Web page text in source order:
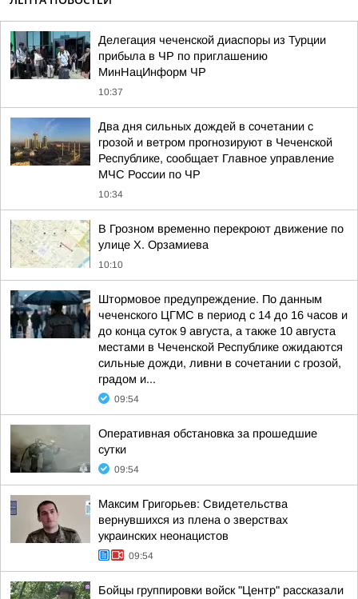
Делегация чеченской диаспоры из Турции
прибыла в ЧР по приглашению
МинНацИнформ ЧР
10:37
Два дня сильных дождей в сочетании с
грозой и ветром прогнозируют в Чеченской
Республике, сообщает Главное управление
МЧС России по ЧР
10:34
В Грозном временно перекроют движение по
улице Х. Орзамиева
10:10
Штормовое предупреждение. По данным
чеченского ЦГМС в период с 14 до 16 часов и
до конца суток 9 августа, а также 10 августа
местами в Чеченской Республике ожидаются
сильные дожди, ливни в сочетании с грозой,
градом и...
09:54
Оперативная обстановка за прошедшие
сутки
09:54
Максим Григорьев: Свидетельства
вернувшихся из плена о зверствах
украинских неонацистов
09:54
Бойцы группировки войск "Центр" рассказали